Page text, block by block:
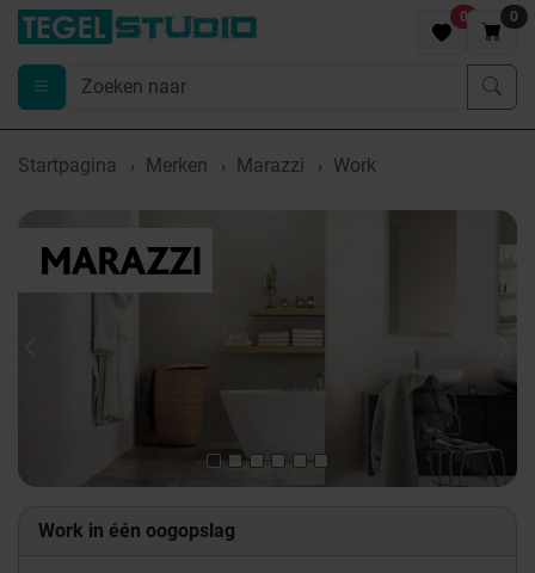
0 0
Startpagina Merken Marazzi Work
Previous
Work in één oogopslag